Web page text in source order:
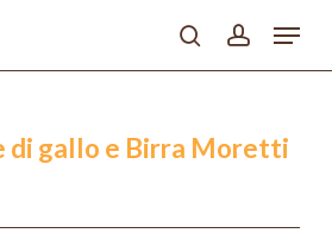
searchaccount
Menu
di gallo e Birra Moretti
Close